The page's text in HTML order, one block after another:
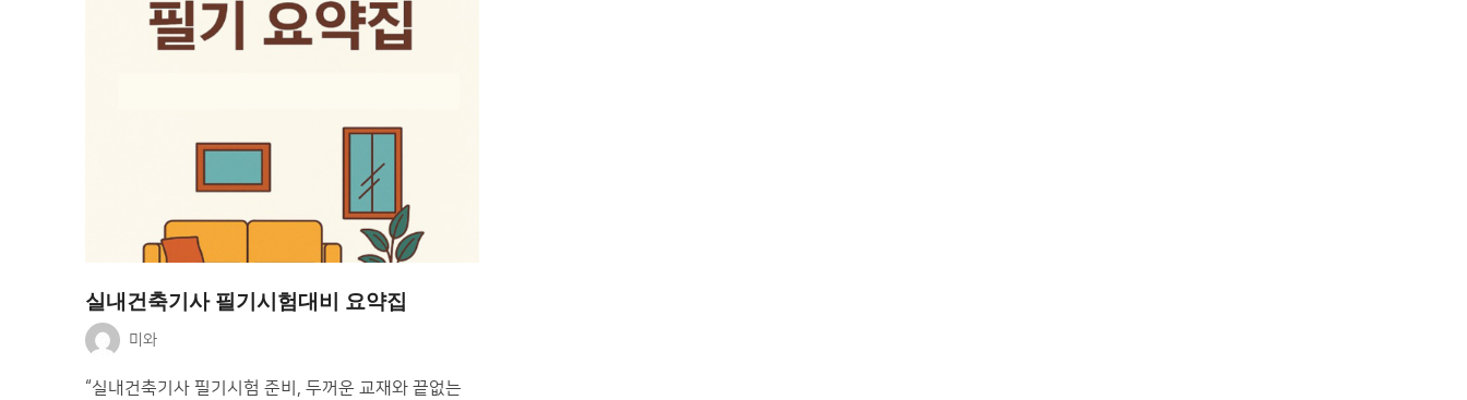
실내건축기사 필기시험대비 요약집
미와
“실내건축기사 필기시험 준비, 두꺼운 교재와 끝없는